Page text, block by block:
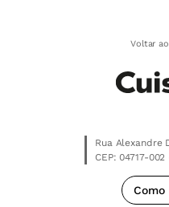
Voltar
Rua Alexandre
CEP: 04717-
Como